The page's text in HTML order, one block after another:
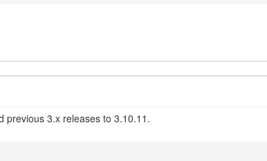
previous 3.x releases to 3.10.11.